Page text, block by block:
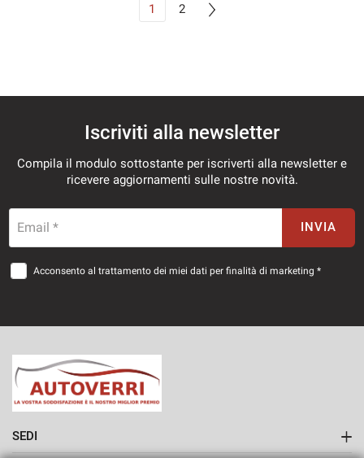
1 2
Iscriviti alla newsletter
Compila il modulo sottostante per iscriverti alla newsletter e
ricevere aggiornamenti sulle nostre novità.
Email * INVIA
Acconsento al trattamento dei miei dati per finalità di marketing *
SEDI